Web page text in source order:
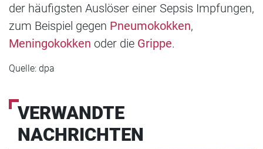
der häufigsten Auslöser einer Sepsis Impfungen,
zum Beispiel gegen Pneumokokken,
Meningokokken oder die Grippe.
Quelle: dpa
VERWANDTE
NACHRICHTEN